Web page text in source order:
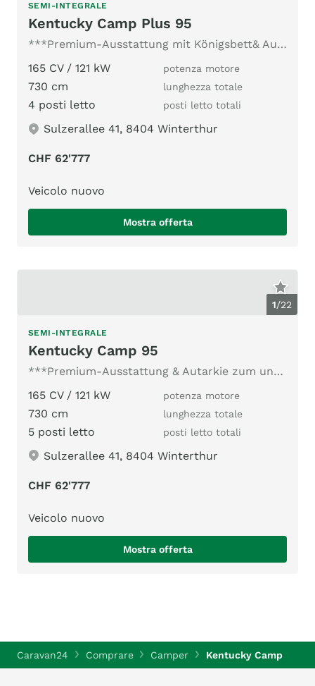
SEMI-INTEGRALE
Kentucky Camp Plus 95
***Premium-Ausstattung mit Königsbett& Autarkie zum unschlag
165 CV / 121 kW
potenza motore
730 cm lunghezza totale
4 posti letto posti letto totali
Sulzerallee 41, 8404 Winterthur
CHF 62'777
Veicolo nuovo
Mostra offerta
1/22
SEMI-INTEGRALE
Kentucky Camp 95
***Premium-Ausstattung & Autarkie zum unschlagbaren Preis***
165 CV / 121 kW
potenza motore
730 cm lunghezza totale
5 posti letto posti letto totali
Sulzerallee 41, 8404 Winterthur
CHF 62'777
Veicolo nuovo
Mostra offerta
Caravan24 Comprare Camper Kentucky Camp